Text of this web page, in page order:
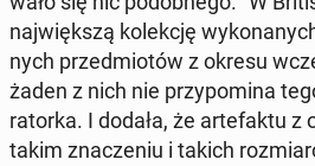
naj­więk­szą ko­lek­cję
nych przed­mio­tów z okresu
żaden z nich nie przy­po­mi­na
ra­tor­ka. I dodała, że ar­te­fak­tu z
takim zna­cze­niu i takich